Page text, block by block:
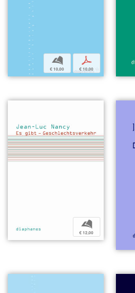
b
€ 10,00
p
€ 10,00
b
€ 12,00